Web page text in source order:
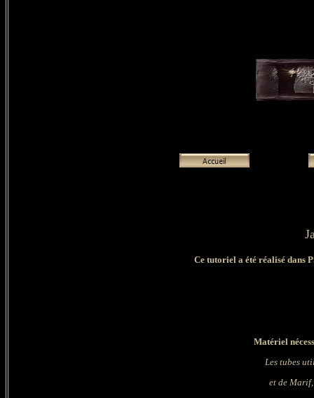
Ce tutoriel a été réalisé dans
Matériel
Les tubes
et de